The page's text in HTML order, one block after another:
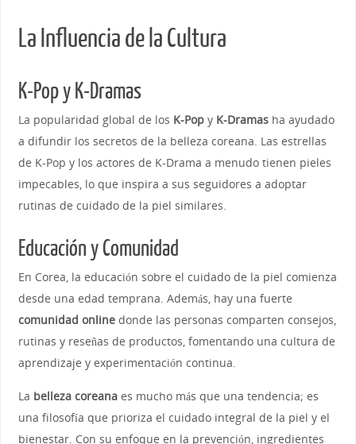
La Influencia de la Cultura
K-Pop y K-Dramas
La popularidad global de los K-Popy K-Dramasha ayudado
a difundir los secretos de la belleza coreana. Las estrellas
de K-Pop y los actores de K-Drama a menudo tienen pieles
impecables, lo que inspira a sus seguidores a adoptar
rutinas de cuidado de la piel similares.
Educación y Comunidad
En Corea, la educación sobre el cuidado de la piel comienza
desde una edad temprana. Además, hay una fuerte
comunidad onlinedonde las personas comparten consejos,
rutinas y reseñas de productos, fomentando una cultura de
aprendizaje y experimentación continua.
La belleza coreanaes mucho más que una tendencia; es
una filosofía que prioriza el cuidado integral de la piel y el
bienestar. Con su enfoque en la prevención, ingredientes